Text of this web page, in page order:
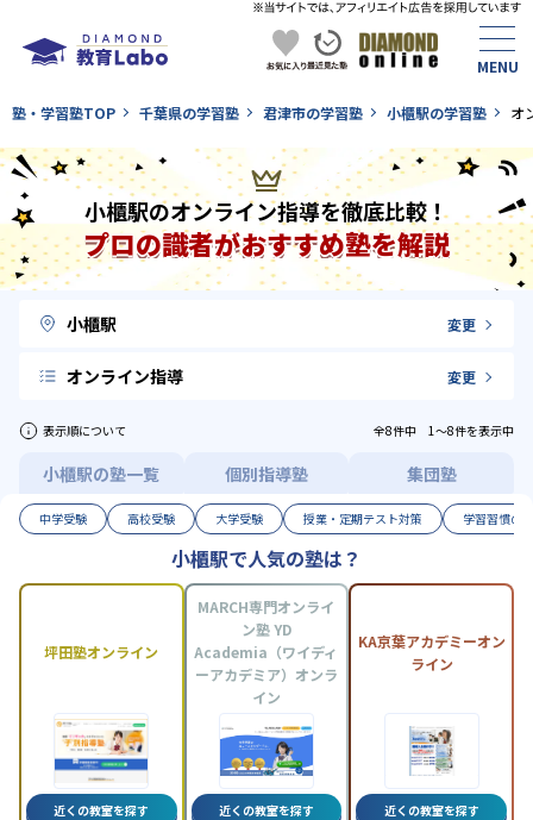
塾・学習塾TOP 千葉県の学習塾 君津市の学習塾 小櫃駅の学習塾 オ
小櫃駅のオンライン指導を徹底比較！
プロの識者がおすすめ塾を解説
小櫃駅 変更
オンライン指導 変更
表示順について 全8件中 1〜8件を表示中
小櫃駅の塾一覧 個別指導塾 集団塾
中学受験 高校受験 大学受験 授業・定期テスト対策 学習習慣の
小櫃駅で人気の塾は？
坪田塾オンライン
近くの教室を探す
MARCH専門オンライ
ン塾 YD
Academia（ワイディ
ーアカデミア）オンラ
イン
近くの教室を探す
KA京葉アカデミーオン
ライン
近くの教室を探す